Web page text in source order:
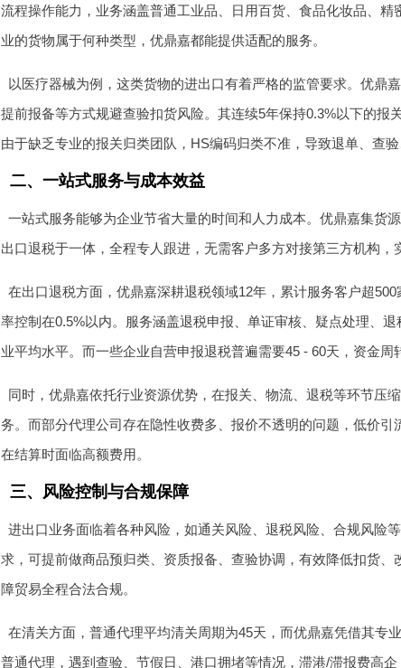
流程操作能力，业务涵盖普通工业品、日用百货、食品化妆品、
业的货物属于何种类型，优鼎嘉都能提供适配的服务。
以医疗器械为例，这类货物的进出口有着严格的监管要求。优鼎
提前报备等方式规避查验扣货风险。其连续5年保持0.3%以下的
由于缺乏专业的报关归类团队，HS编码归类不准，导致退单、查
二、一站式服务与成本效益
一站式服务能够为企业节省大量的时间和人力成本。优鼎嘉集货
出口退税于一体，全程专人跟进，无需客户多方对接第三方机构，
在出口退税方面，优鼎嘉深耕退税领域12年，累计服务客户超
率控制在0.5%以内。服务涵盖退税申报、单证审核、疑点处理、
业平均水平。而一些企业自营申报退税普遍需要45 - 60天，资金周
同时，优鼎嘉依托行业资源优势，在报关、物流、退税等环节压
务。而部分代理公司存在隐性收费多、报价不透明的问题，低价
在结算时面临高额费用。
三、风险控制与合规保障
进出口业务面临着各种风险，如通关风险、退税风险、合规风险
求，可提前做商品预归类、资质报备、查验协调，有效降低扣货
障贸易全程合法合规。
在清关方面，普通代理平均清关周期为45天，而优鼎嘉凭借其专
普通代理，遇到查验、节假日、港口拥堵等情况，滞港/滞报费高